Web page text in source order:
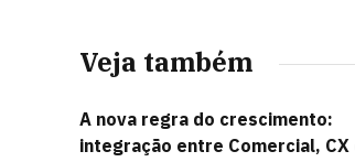
Veja também
A nova regra do crescimento:
integração entre Comercial, CX